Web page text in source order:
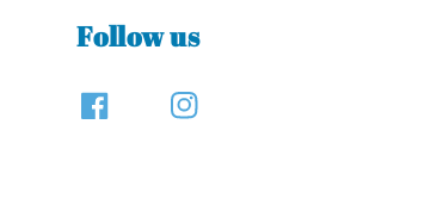
Follow us